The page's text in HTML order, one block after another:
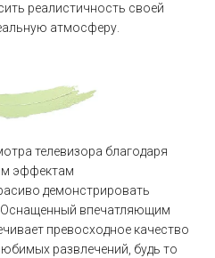
реалистичность своей
атмосферу.
телевизора благодаря
эффектам
демонстрировать
Оснащенный впечатляющим
превосходное качество
развлечений, будь то